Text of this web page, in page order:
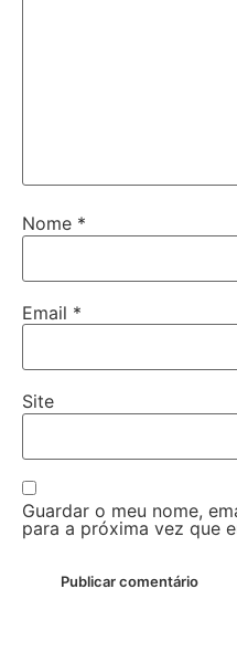
Nome *
Email *
Site
Guardar o meu nome,
para a próxima vez que